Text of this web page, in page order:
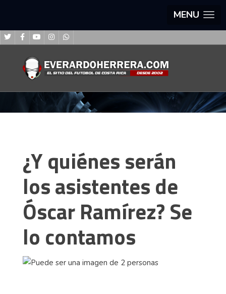
MENU
¿Y quiénes serán
los asistentes de
Óscar Ramírez? Se
lo contamos